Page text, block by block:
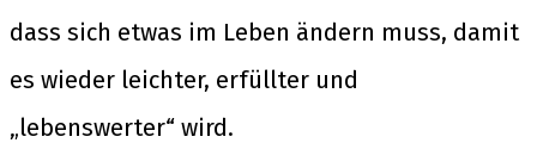
dass sich etwas im Leben ändern muss, damit
es wieder leichter, erfüllter und
„lebenswerter“ wird.